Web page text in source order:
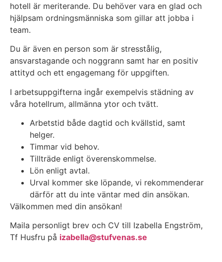
hotell är meriterande. Du behöver vara en glad och
hjälpsam ordningsmänniska som gillar att jobba i
team.
Du är även en person som är stresstålig,
ansvarstagande och noggrann samt har en positiv
attityd och ett engagemang för uppgiften.
I arbetsuppgifterna ingår exempelvis städning av
våra hotellrum, allmänna ytor och tvätt.
Arbetstid både dagtid och kvällstid, samt
helger.
Timmar vid behov.
Tillträde enligt överenskommelse.
Lön enligt avtal.
Urval kommer ske löpande, vi rekommenderar
därför att du inte väntar med din ansökan.
Välkommen med din ansökan!
Maila personligt brev och CV till Izabella Engström,
Tf Husfru på izabella@stufvenas.se